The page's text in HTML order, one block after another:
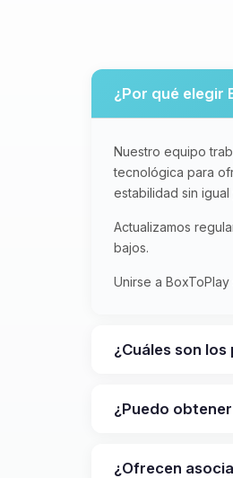
¿Por qué elegir
Nuestro equipo
tecnológica para
estabilidad sin
Actualizamos
bajos.
Unirse a
¿Cuáles son
¿Puedo
¿Ofrecen